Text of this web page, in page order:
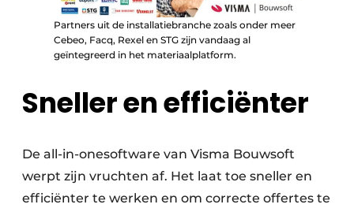
Partners uit de installatiebranche zoals onder meer
Cebeo, Facq, Rexel en STG zijn vandaag al
geïntegreerd in het materiaalplatform.
Sneller en efficiënter
De all-in-onesoftware van Visma Bouwsoft
werpt zijn vruchten af. Het laat toe sneller en
efficiënter te werken en om correcte offertes te